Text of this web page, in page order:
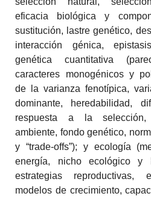
eficacia biológica y
sustitución, lastre genético,
interacción génica,
genética cuantitativa
caracteres monogénicos y
de la varianza fenotípica,
dominante, heredabilidad,
respuesta a la selección,
ambiente, fondo genético,
y “trade-offs”); y ecología
energía, nicho ecológico y
estrategias reproductivas,
modelos de crecimiento,